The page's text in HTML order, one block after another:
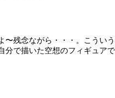
〜残念ながら・・・。こういう
分で描いた空想のフィギュアで